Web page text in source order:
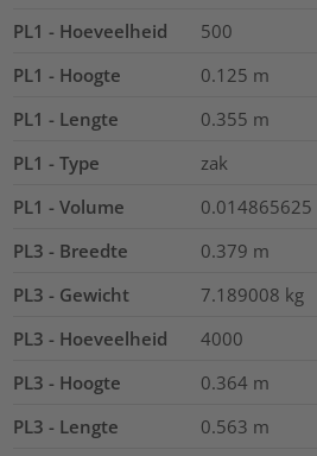
PL1 - Hoeveelheid
500
PL1 - Hoogte
0.125 m
PL1 - Lengte
0.355 m
PL1 - Type
zak
PL1 - Volume
0.014865625
PL3 - Breedte
0.379 m
PL3 - Gewicht
7.189008 kg
PL3 - Hoeveelheid
4000
PL3 - Hoogte
0.364 m
PL3 - Lengte
0.563 m